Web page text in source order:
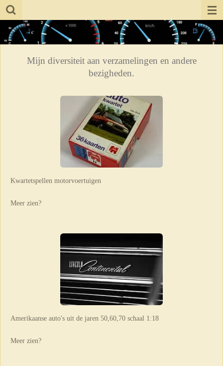
Ga
direct
naar
hoofdinhoud
Mijn diversiteit aan verzamelingen en andere
bezigheden.
Kwartetspellen motorvoertuigen
Meer zien?
Amerikaanse auto's uit de jaren 50,60,70 schaal 1:18
Meer zien?